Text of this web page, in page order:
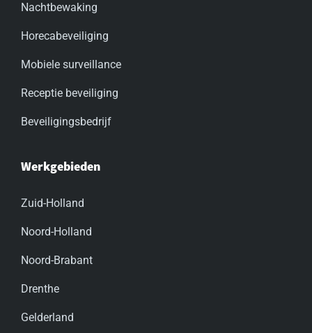
Nachtbewaking
Horecabeveiliging
Mobiele surveillance
Receptie beveiliging
Beveiligingsbedrijf
Werkgebieden
Zuid-Holland
Noord-Holland
Noord-Brabant
Drenthe
Gelderland